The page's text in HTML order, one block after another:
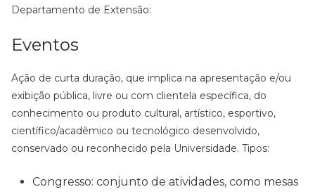
Departamento de Extensão:
Eventos
Ação de curta duração, que implica na apresentação e/ou
exibição pública, livre ou com clientela específica, do
conhecimento ou produto cultural, artístico, esportivo,
científico/acadêmico ou tecnológico desenvolvido,
conservado ou reconhecido pela Universidade. Tipos:
Congresso: conjunto de atividades, como mesas